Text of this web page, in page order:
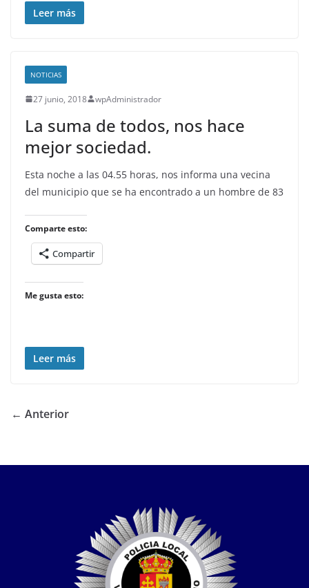
Leer más
NOTICIAS
27 junio, 2018 wpAdministrador
La suma de todos, nos hace
mejor sociedad.
Esta noche a las 04.55 horas, nos informa una vecina
del municipio que se ha encontrado a un hombre de 83
Comparte esto:
Compartir
Me gusta esto:
Leer más
← Anterior